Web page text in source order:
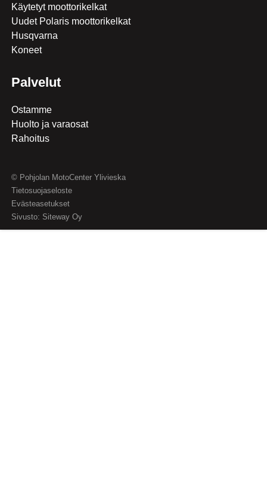
Käytetyt moottorikelkat
Uudet Polaris moottorikelkat
Husqvarna
Koneet
Palvelut
Ostamme
Huolto ja varaosat
Rahoitus
© Pohjolan MotoCenter Ylivieska
Tietosuojaseloste
Evästeasetukset
Sivusto: Siteway Oy